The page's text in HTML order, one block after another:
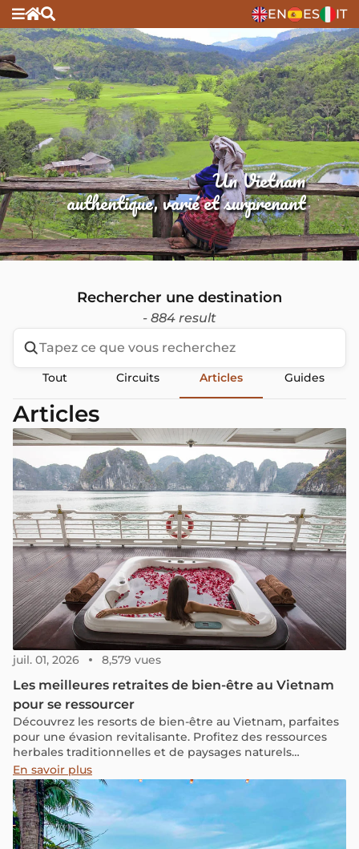
EN ES IT
Un Vietnam
authentique, varié et surprenant
Rechercher une destination
- 884 result
Tout Circuits Articles Guides
Articles
juil. 01, 2026 8,579 vues
Les meilleures retraites de bien-être au Vietnam
pour se ressourcer
Découvrez les resorts de bien-être au Vietnam, parfaites
pour une évasion revitalisante. Profitez des ressources
herbales traditionnelles et de paysages naturels
époustouflants, des montagnes majestueuses aux plages
paisibles.
En savoir plus